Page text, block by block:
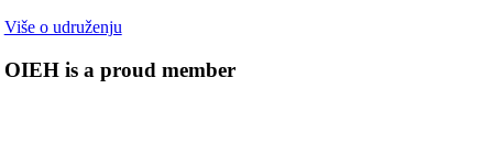
Više o udruženju
OIEH is a proud member